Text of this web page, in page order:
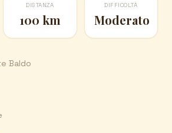
DISTANZA
100 km
DIFFICOLTÀ
Moderato
Baldo